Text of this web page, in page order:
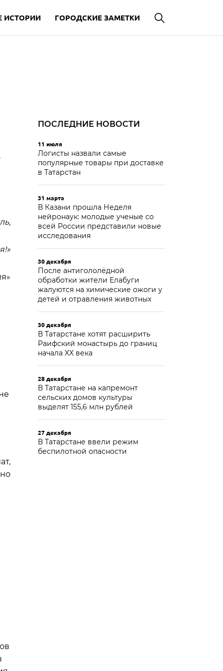
ИСТОРИИ ГОРОДСКИЕ ЗАМЕТКИ
ПОСЛЕДНИЕ НОВОСТИ
11 июля
Логисты назвали самые
популярные товары при доставке
в Татарстан
31 марта
В Казани прошла Неделя
нейронаук: молодые ученые со
всей России представили новые
исследования
30 декабря
После антигололёдной
обработки жители Елабуги
жалуются на химические ожоги у
детей и отравления животных
30 декабря
В Татарстане хотят расширить
Раифский монастырь до границ
начала XX века
28 декабря
В Татарстане на капремонт
сельских домов культуры
выделят 155,6 млн рублей
27 декабря
В Татарстане ввели режим
беспилотной опасности